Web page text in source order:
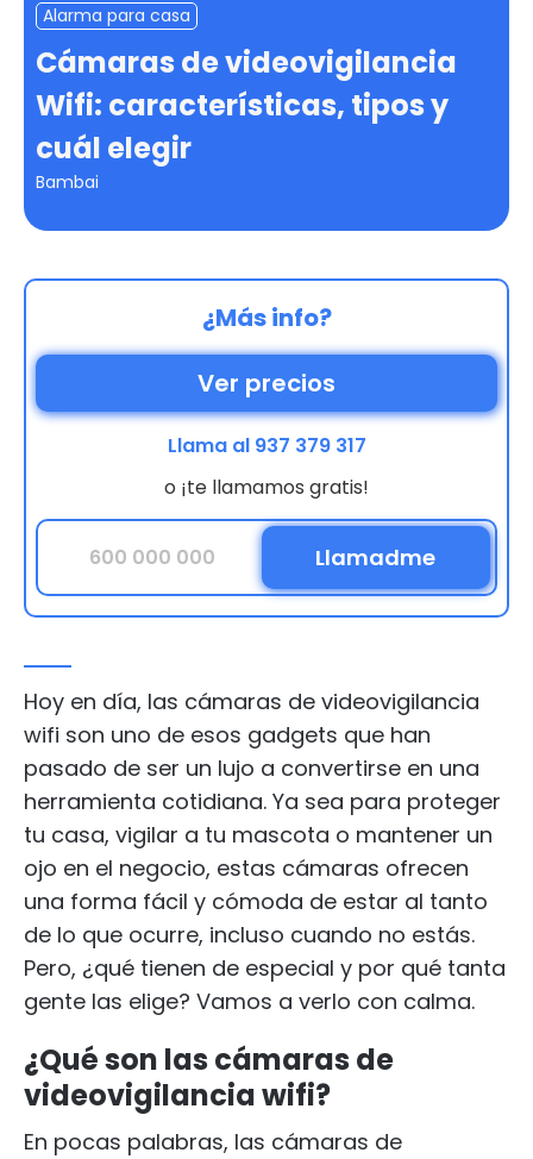
Alarma para casa
Cámaras de videovigilancia
Wifi: características, tipos y
cuál elegir
Bambai
¿Más info?
Ver precios
Llama al 937 379 317
o ¡te llamamos gratis!
Hoy en día, las cámaras de videovigilancia
wifi son uno de esos gadgets que han
pasado de ser un lujo a convertirse en una
herramienta cotidiana. Ya sea para proteger
tu casa, vigilar a tu mascota o mantener un
ojo en el negocio, estas cámaras ofrecen
una forma fácil y cómoda de estar al tanto
de lo que ocurre, incluso cuando no estás.
Pero, ¿qué tienen de especial y por qué tanta
gente las elige? Vamos a verlo con calma.
¿Qué son las cámaras de
videovigilancia wifi?
En pocas palabras, las cámaras de